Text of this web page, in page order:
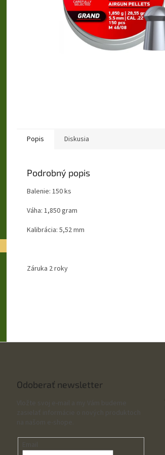
Popis Diskusia
Podrobný popis
Balenie: 150 ks
Váha: 1,850 gram
Kalibrácia: 5,52 mm
Záruka 2 roky
Odoberať newsletter